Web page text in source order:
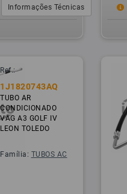
Informações Técnicas
Ref.:
1J1820743AQ
TUBO AR
CONDICIONADO
VAG A3 GOLF IV
LEON TOLEDO
Família: TUBOS AC